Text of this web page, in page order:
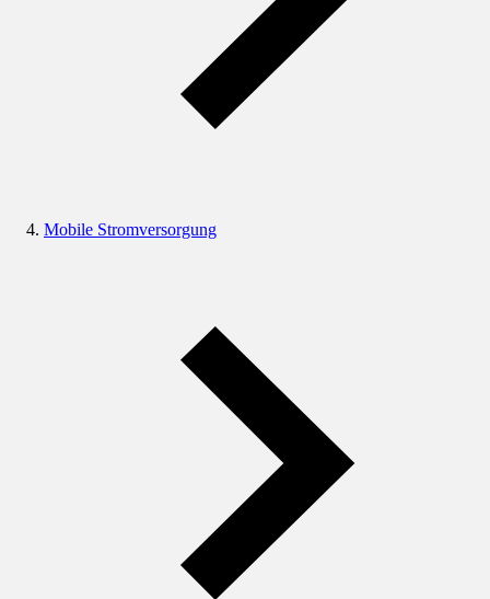
Mobile Stromversorgung